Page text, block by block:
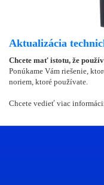
Aktualizácia
Chcete mať istotu, že
Ponúkame Vám riešenie,
noriem, ktoré používate.
Chcete vedieť viac